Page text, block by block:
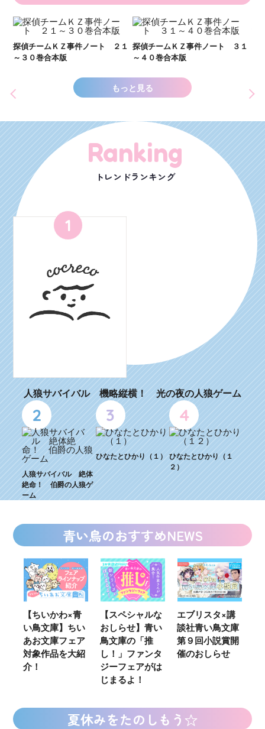
探偵チームＫＺ事件ノート ３１
～４０巻合本版
探偵チームＫＺ事件ノート １１
～２０巻合本版
もっと見る
Ranking
トレンドランキング
1
人狼サバイバル 機略縦横！ 光の夜の人狼ゲーム
2
人狼サバイバル 絶体
絶命！ 伯爵の人狼ゲ
ーム
3
ひなたとひかり（１）
4
ひなたとひかり（１
２）
青い鳥のおすすめNEWS
【ちいかわ×青
い鳥文庫】ちい
あお文庫フェア
対象作品を大紹
介！
【スペシャルな
おしらせ】青い
鳥文庫の「推
し！」ファンタ
ジーフェアがは
じまるよ！
エブリスタ×講
談社青い鳥文庫
第９回小説賞開
催のおしらせ
夏休みをたのしもう☆